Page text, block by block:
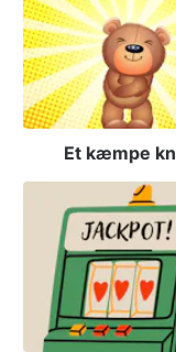
Et kæmpe